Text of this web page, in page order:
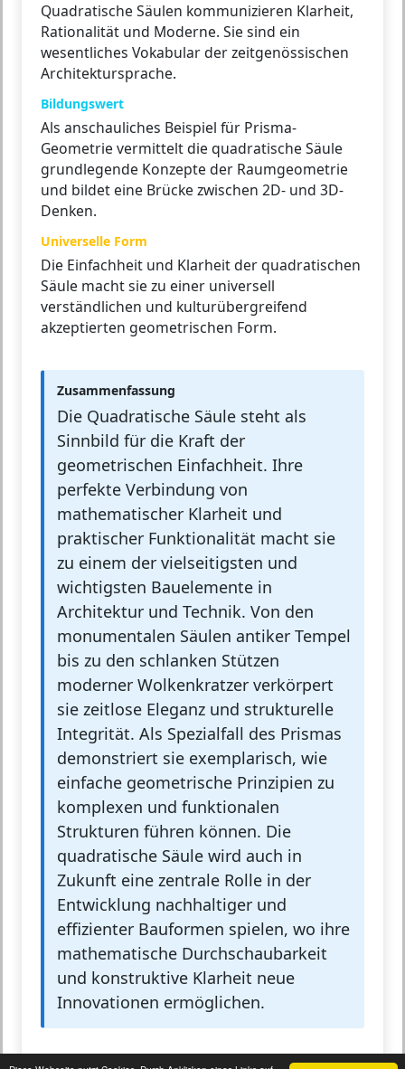
Quadratische Säulen kommunizieren Klarheit,
Rationalität und Moderne. Sie sind ein
wesentliches Vokabular der zeitgenössischen
Architektursprache.
Bildungswert
Als anschauliches Beispiel für Prisma-
Geometrie vermittelt die quadratische Säule
grundlegende Konzepte der Raumgeometrie
und bildet eine Brücke zwischen 2D- und 3D-
Denken.
Universelle Form
Die Einfachheit und Klarheit der quadratischen
Säule macht sie zu einer universell
verständlichen und kulturübergreifend
akzeptierten geometrischen Form.
Zusammenfassung
Die Quadratische Säule steht als
Sinnbild für die Kraft der
geometrischen Einfachheit. Ihre
perfekte Verbindung von
mathematischer Klarheit und
praktischer Funktionalität macht sie
zu einem der vielseitigsten und
wichtigsten Bauelemente in
Architektur und Technik. Von den
monumentalen Säulen antiker Tempel
bis zu den schlanken Stützen
moderner Wolkenkratzer verkörpert
sie zeitlose Eleganz und strukturelle
Integrität. Als Spezialfall des Prismas
demonstriert sie exemplarisch, wie
einfache geometrische Prinzipien zu
komplexen und funktionalen
Strukturen führen können. Die
quadratische Säule wird auch in
Zukunft eine zentrale Rolle in der
Entwicklung nachhaltiger und
effizienter Bauformen spielen, wo ihre
mathematische Durchschaubarkeit
und konstruktive Klarheit neue
Innovationen ermöglichen.